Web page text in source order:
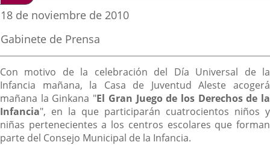
externa.externa.
Fecha
la
noticia
18 de noviembre de 2010
Fuente
la
noticia
Gabinete de Prensa
Descripción
Con motivo de la celebración del Día Universal de la
Infancia mañana, la Casa de Juventud Aleste acogerá
mañana la Ginkana "El Gran Juego de los Derechos de la
Infancia", en la que participarán cuatrocientos niños y
niñas pertenecientes a los centros escolares que forman
parte del Consejo Municipal de la Infancia.